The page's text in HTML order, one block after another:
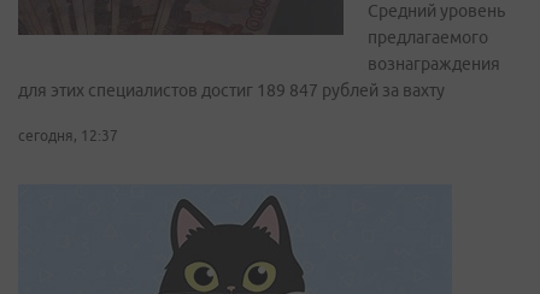
Средний уровень
предлагаемого
вознаграждения
для этих специалистов достиг 189 847 рублей за вахту
сегодня, 12:37